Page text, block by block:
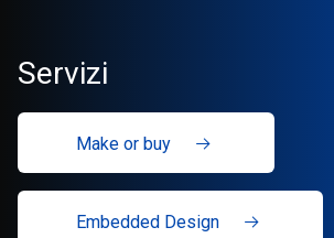
Servizi
Make or buy
Embedded Design